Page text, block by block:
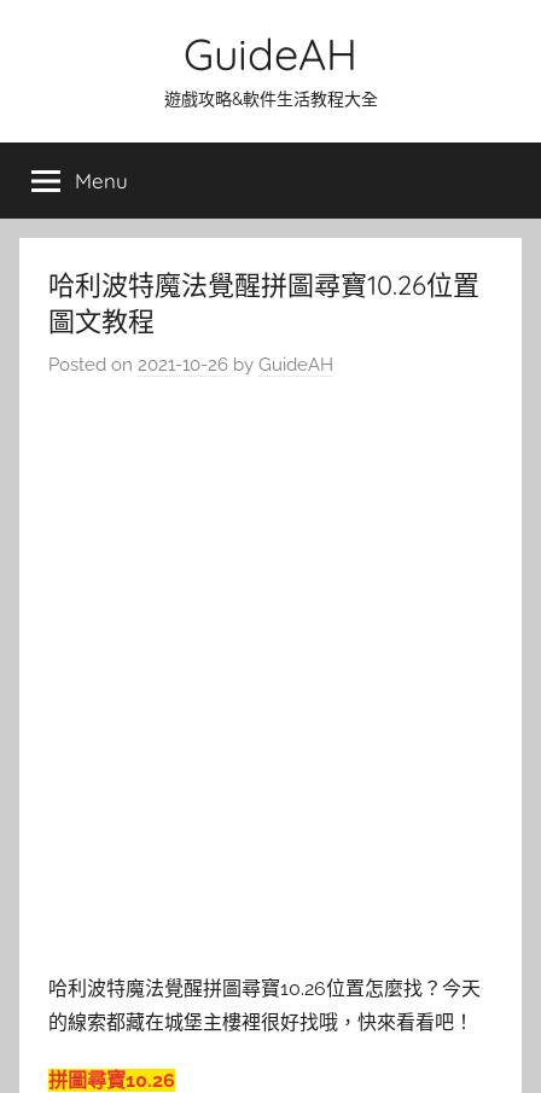
GuideAH
遊戲攻略&軟件生活教程大全
Menu
哈利波特魔法覺醒拼圖尋寶10.26位置
圖文教程
Posted on 2021-10-26 by GuideAH
哈利波特魔法覺醒拼圖尋寶10.26位置怎麼找？今天
的線索都藏在城堡主樓裡很好找哦，快來看看吧！
拼圖尋寶10.26